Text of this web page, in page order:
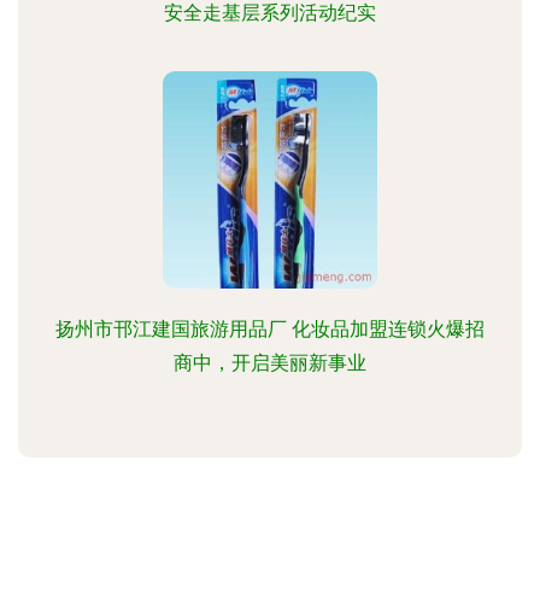
安全走基层系列活动纪实
扬州市邗江建国旅游用品厂 化妆品加盟连锁火爆招
商中，开启美丽新事业